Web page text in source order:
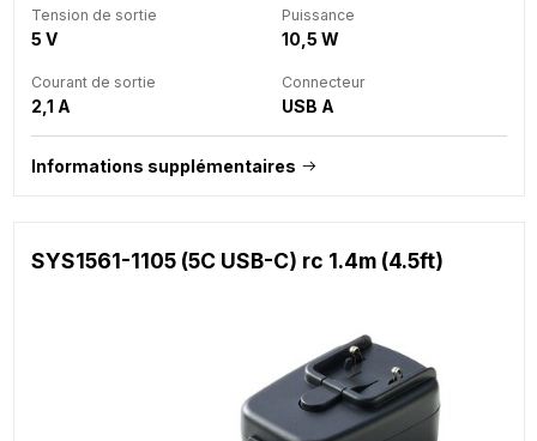
Tension de sortie
5 V
Puissance
10,5 W
Courant de sortie
2,1 A
Connecteur
USB A
Informations supplémentaires
SYS1561-1105 (5C USB-C) rc 1.4m (4.5ft)